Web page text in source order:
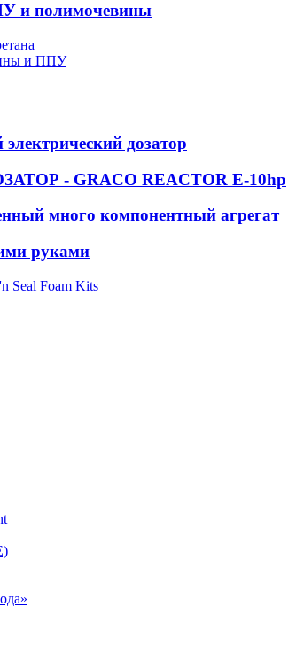
и полимочевины
и ППУ
дозатор
- GRACO REACTOR E-10hp
много компонентный агрегат
руками
Seal Foam Kits